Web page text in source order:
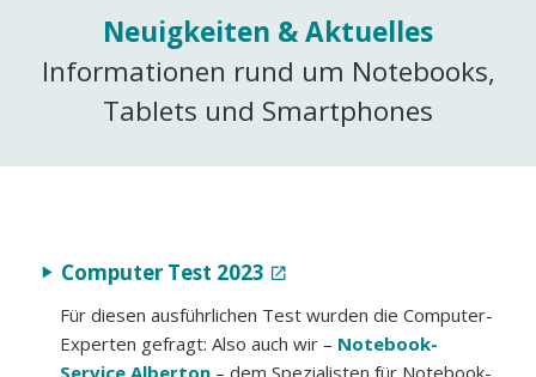
Neuigkeiten & Aktuelles
Informationen rund um Notebooks,
Tablets und Smartphones
play_arrow Computer Test 2023 open_in_new
Für diesen ausführlichen Test wurden die Computer-
Experten gefragt: Also auch wir – Notebook-
Service Alberton – dem Spezialisten für Notebook-,